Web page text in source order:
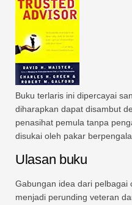
Buku terlaris ini dipercayai
diharapkan dapat disambut
penasihat pemula tanpa
disukai oleh pakar
Ulasan buku
Gabungan idea dari pelbagai
menjadi perunding veteran